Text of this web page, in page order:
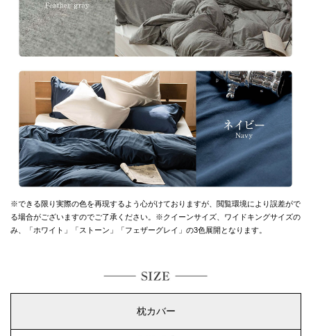
※できる限り実際の色を再現するよう心がけておりますが、 閲覧環境により誤差がで
る場合がございますのでご了承ください。 ※クイーンサイズ、ワイドキングサイズの
み、「ホワイト」「ストーン」「フェザーグレイ」の3色展開となります。
枕カバー